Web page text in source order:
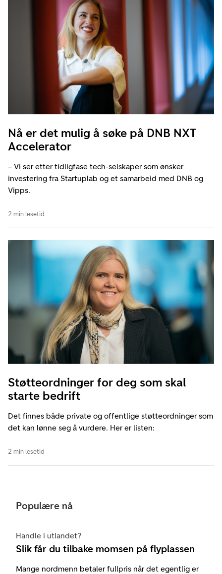
Nå er det mulig å søke på DNB NXT
Accelerator
– Vi ser etter tidligfase tech-selskaper som ønsker
investering fra Startuplab og et samarbeid med DNB og
Vipps.
2 min lesetid
Støtteordninger for deg som skal
starte bedrift
Det finnes både private og offentlige støtteordninger som
det kan lønne seg å vurdere. Her er listen:
2 min lesetid
Populære nå
Handle i utlandet?
Slik får du tilbake momsen på flyplassen
Mange nordmenn betaler fullpris når det egentlig er